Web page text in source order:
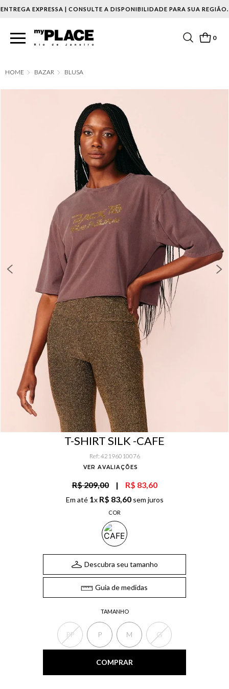
ENTREGA EXPRESSA | CONSULTE A DISPONIBILIDADE PARA SUA REGIÃO.
0
BAZAR BLUSA
T-SHIRT SILK -CAFE
Ref: 42196010076
VER AVALIAÇÕES
R$ 209,00 | R$ 83,60
Em até 1x R$ 83,60sem juros
COR
TAMANHO
PP P M G
Descubra seu tamanho
Guia de medidas
COMPRAR